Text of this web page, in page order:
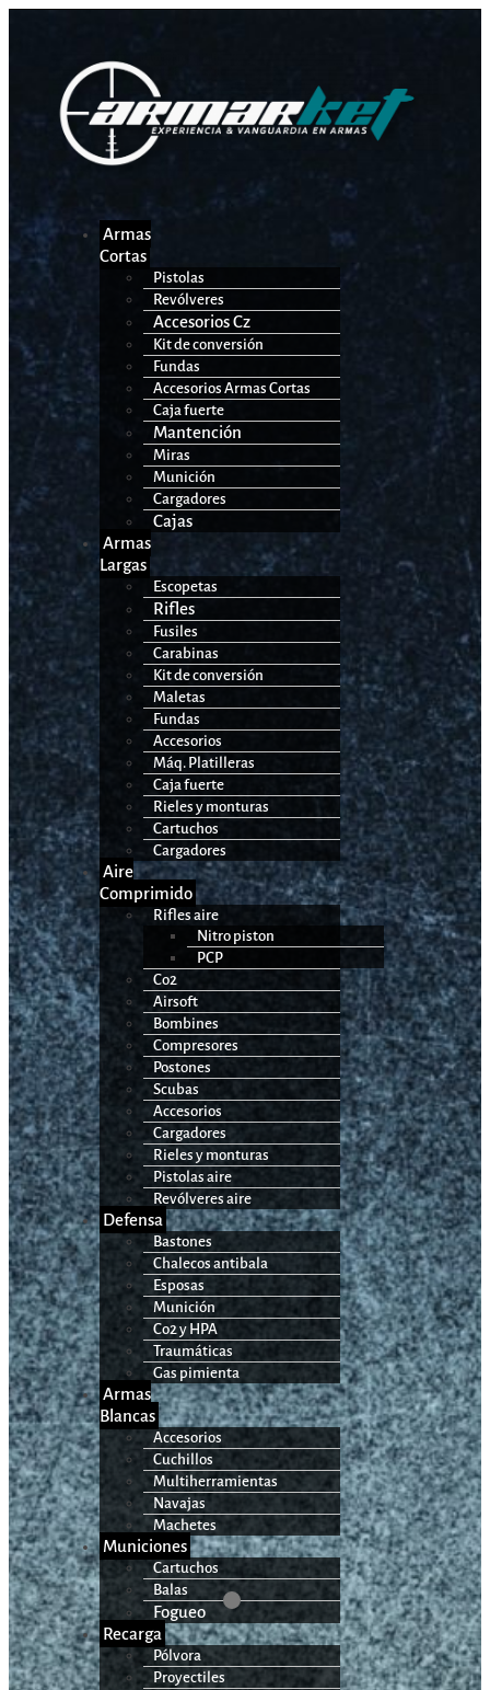
Armas
Cortas
Pistolas
Revólveres
Accesorios Cz
Kit de conversión
Fundas
Accesorios Armas Cortas
Caja fuerte
Mantención
Miras
Munición
Cargadores
Cajas
Armas
Largas
Escopetas
Rifles
Fusiles
Carabinas
Kit de conversión
Maletas
Fundas
Accesorios
Máq. Platilleras
Caja fuerte
Rieles y monturas
Cartuchos
Cargadores
Aire
Comprimido
Rifles aire
Nitro piston
PCP
Co2
Airsoft
Bombines
Compresores
Postones
Scubas
Accesorios
Cargadores
Rieles y monturas
Pistolas aire
Revólveres aire
Defensa
Bastones
Chalecos antibala
Esposas
Munición
Co2 y HPA
Traumáticas
Gas pimienta
Armas
Blancas
Accesorios
Cuchillos
Multiherramientas
Navajas
Machetes
Municiones
Cartuchos
Balas
Fogueo
Recarga
Pólvora
Proyectiles